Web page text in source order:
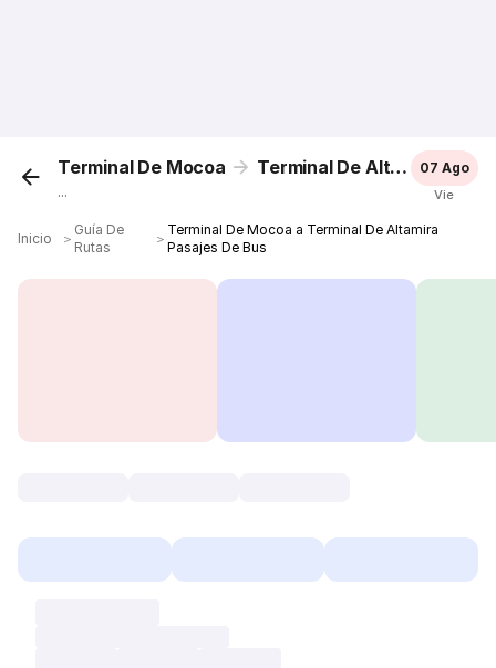
Terminal De Mocoa Terminal De Altamira
...
07 Ago
Vie
Inicio ＞
Guía De
Rutas
＞
Terminal De Mocoa a Terminal De Altamira
Pasajes De Bus